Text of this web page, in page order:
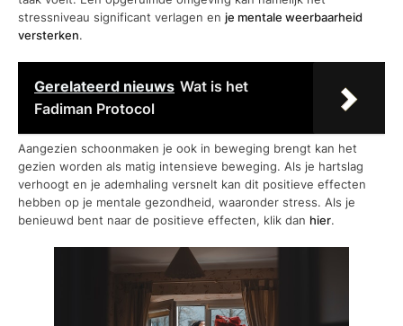
stressniveau significant verlagen en je mentale weerbaarheid
versterken.
Gerelateerd nieuws Wat is het
Fadiman Protocol
Aangezien schoonmaken je ook in beweging brengt kan het
gezien worden als matig intensieve beweging. Als je hartslag
verhoogt en je ademhaling versnelt kan dit positieve effecten
hebben op je mentale gezondheid, waaronder stress. Als je
benieuwd bent naar de positieve effecten, klik dan hier.